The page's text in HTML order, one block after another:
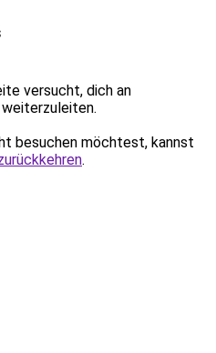
versucht, dich an
weiterzuleiten.
besuchen möchtest, kannst
.